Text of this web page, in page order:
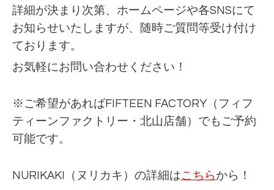
詳細が決まり次第、ホームページや各SNSにて
お知らせいたしますが、随時ご質問等受け付け
ております。
お気軽にお問い合わせください！
※ご希望があればFIFTEEN FACTORY（フィフ
ティーンファクトリー・北山店舗）でもご予約
可能です。
NURIKAKI（ヌリカキ）の詳細はこちら から！